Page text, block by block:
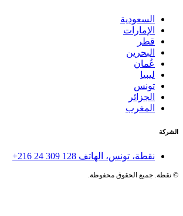
السعودية
الإمارات
قطر
البحرين
عُمان
ليبيا
تونس
الجزائر
المغرب
الشركة
نقطة، تونس، الهاتف +216 24 309 128
©نقطة. جميع الحقوق محفوظة.